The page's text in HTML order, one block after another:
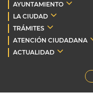
AYUNTAMIENTO
LA CIUDAD
TRÁMITES
ATENCIÓN CIUDADANA
ACTUALIDAD